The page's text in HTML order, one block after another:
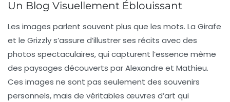
Un Blog Visuellement Éblouissant
Les images parlent souvent plus que les mots. La Girafe
et le Grizzly s’assure d’illustrer ses récits avec des
photos spectaculaires, qui capturent l’essence même
des paysages découverts par Alexandre et Mathieu.
Ces images ne sont pas seulement des souvenirs
personnels, mais de véritables œuvres d’art qui